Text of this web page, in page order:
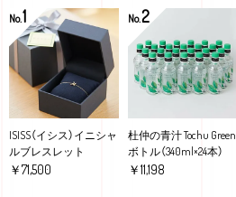
No.1
ISISS（イシス）イニシャ
ルブレスレット
￥71,500
No.2
杜仲の青汁 Tochu Green
ボトル（340ml×24本）
￥11,198